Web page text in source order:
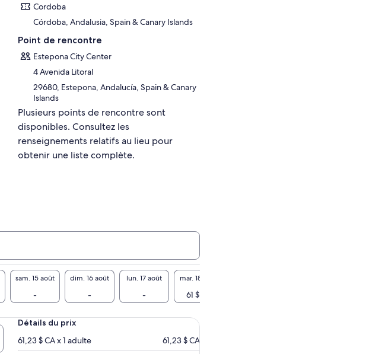
Cordoba
Córdoba, Andalusia, Spain & Canary Islands
Point de rencontre
Estepona City Center
4 Avenida Litoral
29680, Estepona, Andalucía, Spain & Canary
Islands
Plusieurs points de rencontre sont
disponibles. Consultez les
renseignements relatifs au lieu pour
obtenir une liste complète.
sam. 15 août
-
dim. 16 août
-
lun. 17 août
-
mar. 18 août
61 $ CA
Détails du prix
61,23 $ CA x 1 adulte
61,23 $ CA